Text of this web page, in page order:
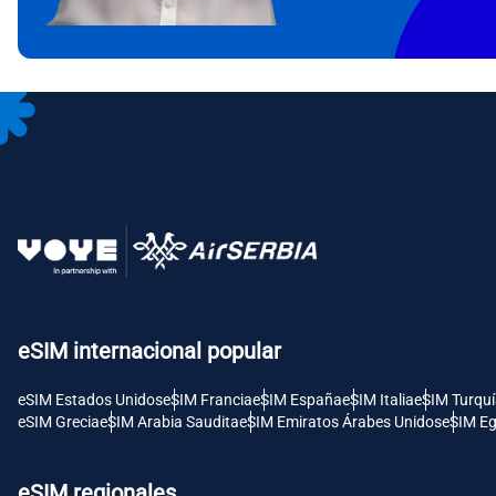
eSIM internacional popular
eSIM Estados UnidoseSIM FranciaeSIM EspañaeSIM ItaliaeSIM
eSIM GreciaeSIM Arabia SauditaeSIM Emiratos Árabes UnidoseSIM